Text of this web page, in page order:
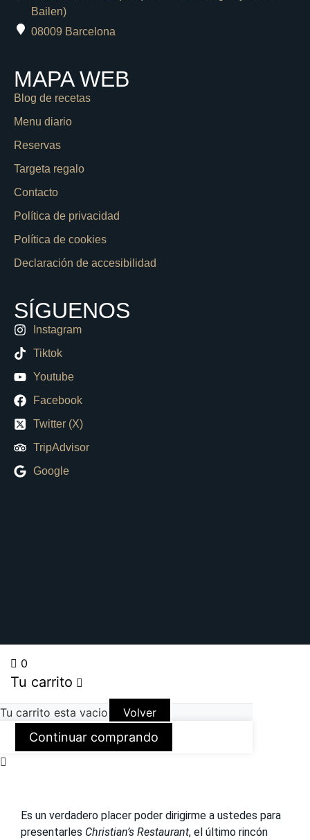
Bailen)
08009 Barcelona
SÍGUENOS
Instagram
Tiktok
Youtube
Facebook
Twitter (X)
TripAdvisor
Google
MAPA WEB
Blog de recetas
Menu diario
Reservas
Targeta regalo
Contacto
Política de privacidad
Política de cookies
Declaración de accesibilidad
0
Tu carrito
Tu carrito esta vacio Volver
Continuar comprando
Es un verdadero placer poder dirigirme a ustedes para
presentarles Christian’s Restaurant, el último rincón